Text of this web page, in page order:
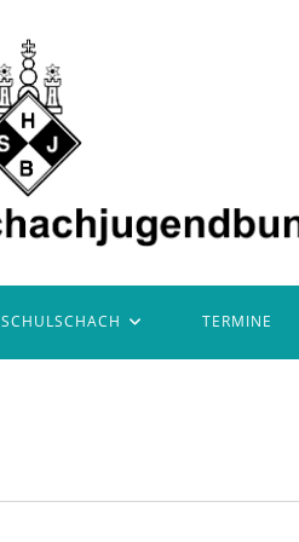
SCHULSCHACH TERMINE